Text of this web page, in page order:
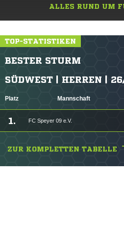
ALLES RUND UM
TOP-STATISTIKEN
BESTER STURM
SÜDWEST | HERREN |
Platz Mannschaft
1. FC Speyer 09 e.V.
ZUR KOMPLETTEN TABELLE